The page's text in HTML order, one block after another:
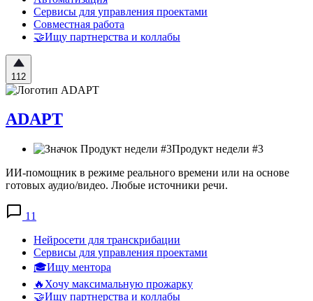
Сервисы для управления проектами
Совместная работа
🤝Ищу партнерства и коллабы
112
ADAPT
Продукт недели #3
ИИ-помощник в режиме реального времени или на основе
готовых аудио/видео. Любые источники речи.
11
Нейросети для транскрибации
Сервисы для управления проектами
🎓Ищу ментора
🔥Хочу максимальную прожарку
🤝Ищу партнерства и коллабы